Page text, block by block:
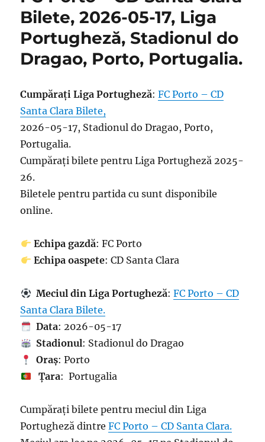
Bilete, 2026-05-17, Liga
Portugheză, Stadionul do
Dragao, Porto, Portugalia.
Cumpărați Liga Portugheză:FC Porto – CD
Santa Clara Bilete,
2026-05-17, Stadionul do Dragao, Porto,
Portugalia.
Cumpărați bilete pentru Liga Portugheză 2025-
26.
Biletele pentru partida cu sunt disponibile
online.
Echipa gazdă: FC Porto
Echipa oaspete: CD Santa Clara
Meciul din Liga Portugheză: FC Porto – CD
Santa Clara Bilete.
Data: 2026-05-17
Stadionul: Stadionul do Dragao
Oraș: Porto
Țara: Portugalia
Cumpărați bilete pentru meciul din Liga
Portugheză dintreFC Porto – CD Santa Clara.